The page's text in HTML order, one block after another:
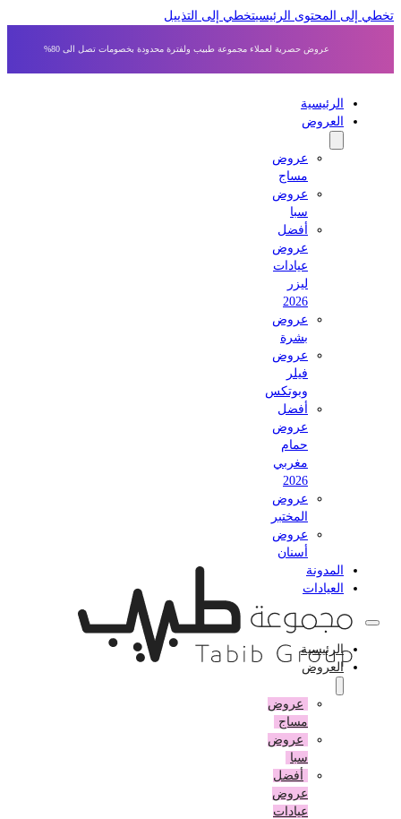
إلى المحتوى الرئيسي تخطي إلى التذييل
عروض حصرية لعملاء مجموعة طبيب ولفترة محدودة بخصومات تصل الى 80%
الرئيسية
العروض
عروض
مساج
عروض
أفضل
عروض
عيادات
عروض
بشرة
عروض
وبوتكس
أفضل
عروض
حمام
مغربي
عروض
المختبر
عروض
أسنان
المدونة
العيادات
الرئيسية
العروض
عروض
مساج
عروض
أفضل
عروض
عيادات